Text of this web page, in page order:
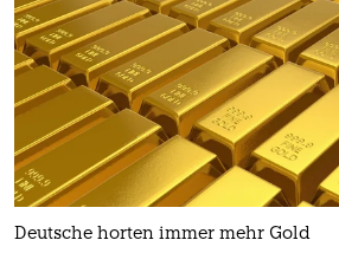
Deutsche horten immer mehr Gold